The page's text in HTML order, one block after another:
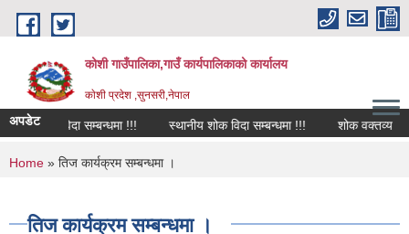
Skip to main content
कोशी गाउँपालिका,गाउँ कार्यपालिकाको कार्यालय
काेशी प्रदेश ,सुनसरी,नेपाल
अपडेट
शोक विदा सम्बन्धमा !!! स्थानीय शोक विदा सम्बन्धमा !!! शोक वक्तव्य
You are here
Home » तिज कार्यक्रम सम्बन्धमा ।
तिज कार्यक्रम सम्बन्धमा ।